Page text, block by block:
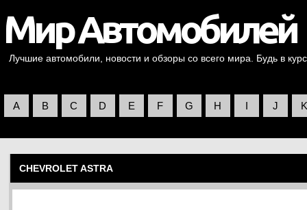
Лучшие автомобили, новости и обзоры со всего мира. Будь в
A B C D E F G H I J K
CHEVROLET ASTRA